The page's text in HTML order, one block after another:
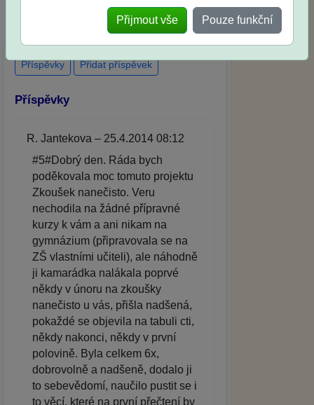
SŠ? Vaše ohlasy po skutečných
přijímacích zkouškách
Přijmout vše Pouze funkční
Příspěvky Přidat příspěvek
Příspěvky
R. Jantekova – 25.4.2014 08:12
#5#Dobrý den. Ráda bych
poděkovala moc tomuto projektu
Zkoušek nanečisto. Veru
nechodila na žádné přípravné
kurzy k vám a ani nikam na
gymnázium (připravovala se na
ZŠ vlastními učiteli), ale náhodně
ji kamarádka nalákala poprvé
někdy v únoru na zkoušky
nanečisto u vás, přišla nadšená,
pokaždé se objevila na tabuli cti,
někdy nakonci, někdy v první
polovině. Byla celkem 6x,
dobrovolně a nadšeně, dodalo ji
to sebevědomí, naučilo pustit se i
to věcí, které na první přečtení by